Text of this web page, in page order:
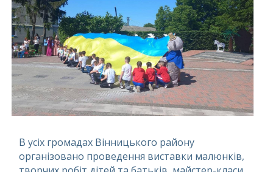
В усіх громадах Вінницького району
організовано проведення виставки малюнків,